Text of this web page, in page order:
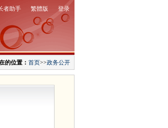
者助手 繁體版 登录
的位置： 首页>>政务公开